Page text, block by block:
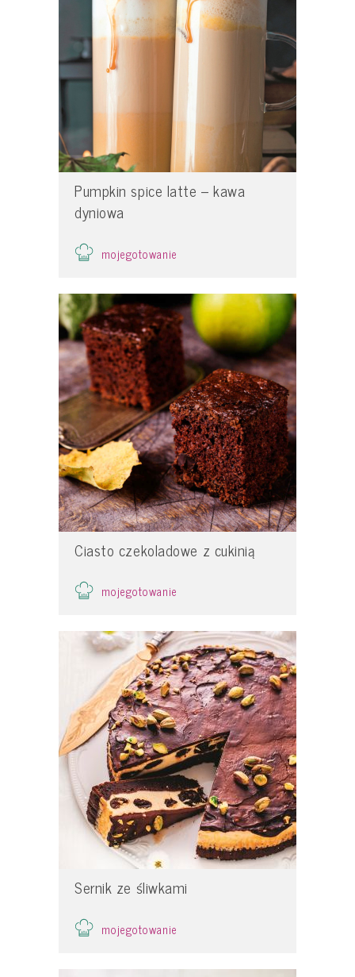
Pumpkin spice latte – kawa
dyniowa
mojegotowanie
Ciasto czekoladowe z cukinią
mojegotowanie
Sernik ze śliwkami
mojegotowanie